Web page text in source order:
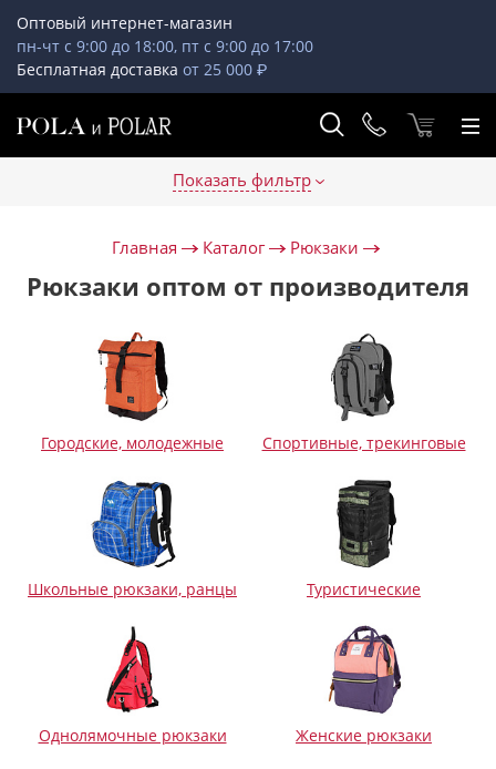
Оптовый интернет-магазин
пн-чт с 9:00 до 18:00, пт с 9:00 до 17:00
Бесплатная доставка от 25 000 ₽
Показать фильтр
Главная Каталог Рюкзаки
Рюкзаки оптом от производителя
Городские, молодежные Спортивные, трекинговые
Школьные рюкзаки, ранцы Туристические
Однолямочные рюкзаки Женские рюкзаки